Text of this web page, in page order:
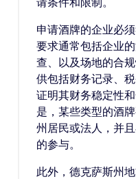
申请酒牌的企业必
要求通常包括企业
查、以及场地的合
供包括财务记录、
证明其财务稳定性
是，某些类型的酒
州居民或法人，并
的参与。
此外，德克萨斯州